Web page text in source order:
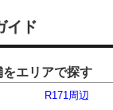
イド
エリアで探す
R171周辺